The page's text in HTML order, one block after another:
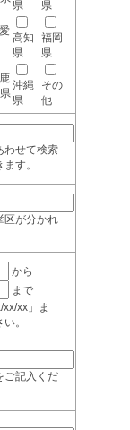
県
県
愛
高知
県
福岡
県
鹿
沖縄
県
その
他
わせて検索
す。
区が分かれ
から
まで
xx」ま
。
ご記入くだ